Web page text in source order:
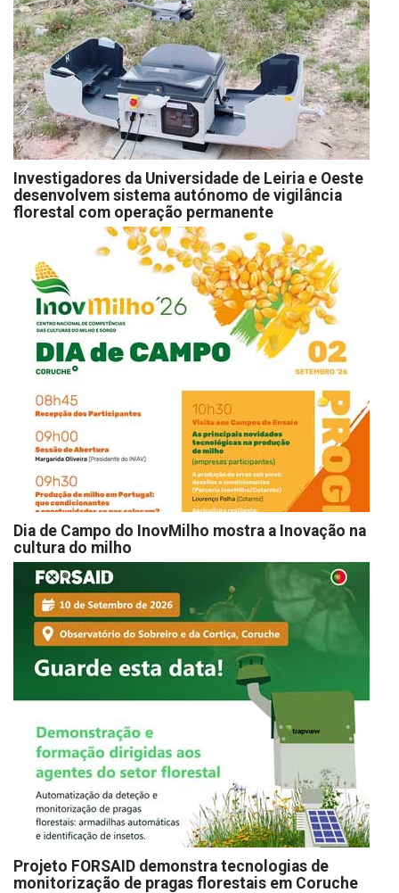
Investigadores da Universidade de Leiria e Oeste
desenvolvem sistema autónomo de vigilância
florestal com operação permanente
Dia de Campo do InovMilho mostra a Inovação na
cultura do milho
Projeto FORSAID demonstra tecnologias de
monitorização de pragas florestais em Coruche